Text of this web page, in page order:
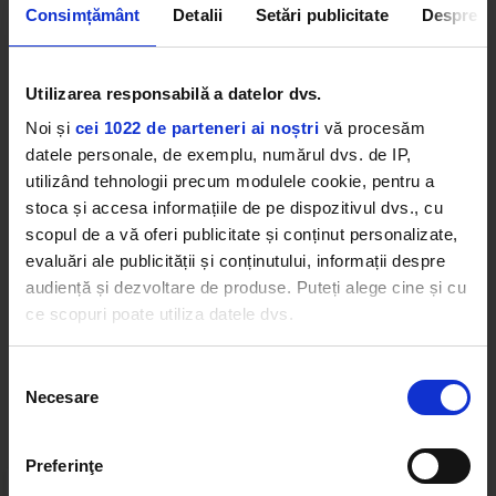
Consimțământ Detalii Setări publicitate Despre
Utilizarea responsabilă a datelor dvs.
Noi și cei 1022 de parteneri ai noștri vă procesăm
datele personale, de exemplu, numărul dvs. de IP,
utilizând tehnologii precum modulele cookie, pentru a
stoca și accesa informațiile de pe dispozitivul dvs., cu
scopul de a vă oferi publicitate și conținut personalizate,
evaluări ale publicității și conținutului, informații despre
audiență și dezvoltare de produse. Puteți alege cine și cu
ce scopuri poate utiliza datele dvs.
Să colectăm informațiile cu privire la locația dvs.
Să vă identificăm dispozitivul scanândul-l în mod
activ după caracteristici specifice (amprentare)
consimțământului
Necesare
Preferinţe
Scott, redefinind experiența festivalieră pentru
publicul tânăr din România. În 2025, festivalul a
Ediția a 5-a va avea loc între 8–12 iulie și marchează
aniversarea festivalului.
Bilete pe: beach-please.ro
BEACH PLEASE